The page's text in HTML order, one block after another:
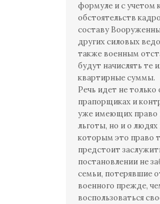
формуле и с учетом
обстоятельств
составу
других силовых
также военным
будут начислять те
квартирные суммы.
Речь идет не
прапорщиках и
уже имеющих
льготы, но и о людях
которым это право
предстоит
постановлении не
семьи, потерявшие
военного прежде,
воспользоваться